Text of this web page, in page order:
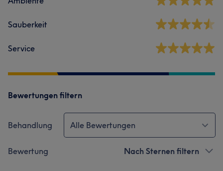
Sauberkeit
Service
Bewertungen filtern
Behandlung Alle Bewertungen
Bewertung Nach Sternen filtern